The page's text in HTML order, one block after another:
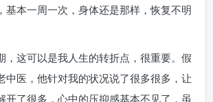
基本一周一次，身体还是那样，恢复不明
，这可以是我人生的转折点，很重要。假
中医，他针对我的状况说了很多很多，让
开了很多，心中的压抑感基本不见了，虽